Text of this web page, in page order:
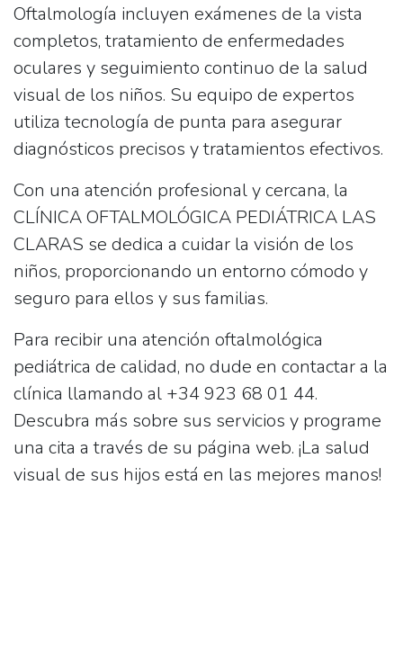
Oftalmología incluyen exámenes de la vista
completos, tratamiento de enfermedades
oculares y seguimiento continuo de la salud
visual de los niños. Su equipo de expertos
utiliza tecnología de punta para asegurar
diagnósticos precisos y tratamientos efectivos.
Con una atención profesional y cercana, la
CLÍNICA OFTALMOLÓGICA PEDIÁTRICA LAS
CLARAS se dedica a cuidar la visión de los
niños, proporcionando un entorno cómodo y
seguro para ellos y sus familias.
Para recibir una atención oftalmológica
pediátrica de calidad, no dude en contactar a la
clínica llamando al +34 923 68 01 44.
Descubra más sobre sus servicios y programe
una cita a través de su página web. ¡La salud
visual de sus hijos está en las mejores manos!